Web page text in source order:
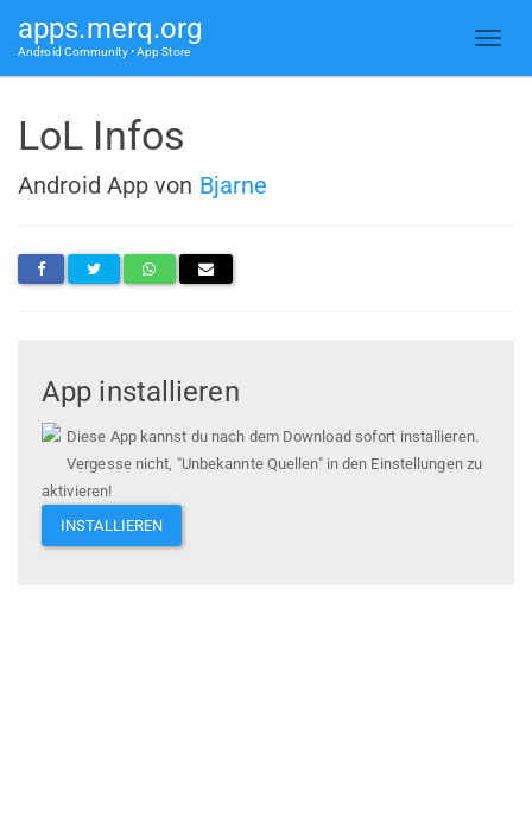
apps.merq.org
Android Community • App Store
LoL Infos
Android App von Bjarne
App installieren
Diese App kannst du nach dem Download sofort installieren.
Vergesse nicht, "Unbekannte Quellen" in den Einstellungen zu
aktivieren!
INSTALLIEREN